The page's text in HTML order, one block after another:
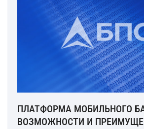
ПЛАТФОРМА МОБИЛЬНОГО
ВОЗМОЖНОСТИ И